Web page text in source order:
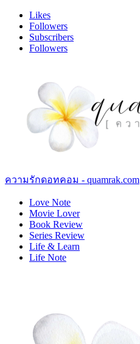
Likes
Followers
Subscribers
Followers
ความรักดอทคอม - quamrak.com
Love Note
Movie Lover
Book Review
Series Review
Life & Learn
Life Note